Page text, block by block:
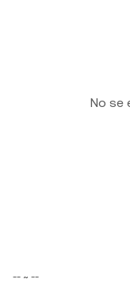
No se
-- ~ --